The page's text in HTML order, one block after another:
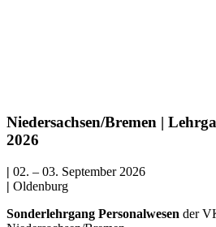
Niedersachsen/Bremen |
2026
| 02. – 03. September 2026
| Oldenburg
Sonderlehrgang Personalwesen der